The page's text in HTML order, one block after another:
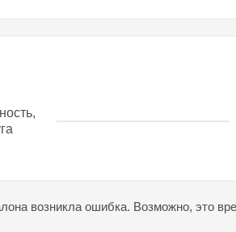
возникла ошибка. Возможно, это